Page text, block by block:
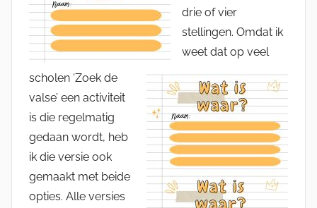
drie of vier
stellingen. Omdat ik
weet dat op veel
scholen ‘Zoek de
valse’ een activiteit
is die regelmatig
gedaan wordt, heb
ik die versie ook
gemaakt met beide
opties. Alle versies